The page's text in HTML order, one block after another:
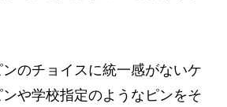
のチョイスに統一感がないケ
や学校指定のようなピンをそ